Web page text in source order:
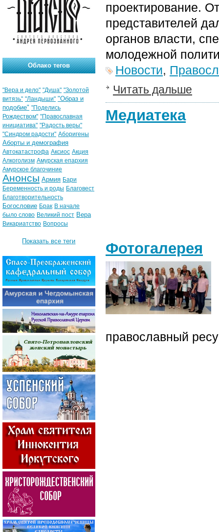
проектирование.
представителей
органов власти,
молодежной
Новости,
Читать дальше
Медиатека
Фотогалерея
православный
Облако тегов
"Вера и дело" "Душа" "Золотой
витязь" "Ландыши" "Образ и
подобие" "Поделись
Рождеством" "Православная
инициатива" "Радость веры"
"Синдром радости" Аборигены
Аборты и демография
Автокатастрофа Аксиос Акция
Алкоголизм Амурская епархия
Амурское благочиние
Анонсы Армия Бари
Беременность и роды Благовест
Благотворительность
Богословие Брак В начале
было слово Великий пост Вера
Викариатство Вопросы
Показать все теги